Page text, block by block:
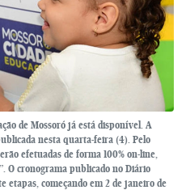
de Mossoró já está disponível. A
nesta quarta-feira (4). Pelo
efetuadas de forma 100% on-line,
O cronograma publicado no Diário
etapas, começando em 2 de janeiro de